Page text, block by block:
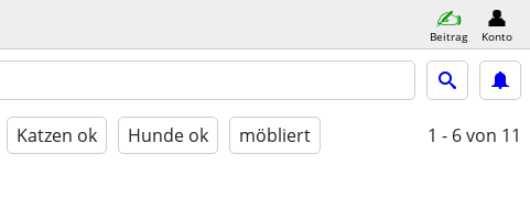
Beitrag Konto
Katzen ok Hunde ok möbliert 1 - 6von 11